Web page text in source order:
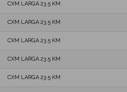
CXM LARGA 23.5 KM
CXM LARGA 23.5 KM
CXM LARGA 23.5 KM
CXM LARGA 23.5 KM
CXM LARGA 23.5 KM